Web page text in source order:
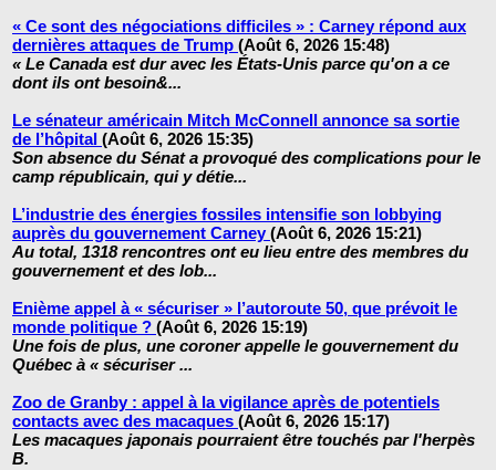
« Ce sont des négociations difficiles » : Carney répond aux
dernières attaques de Trump (Août 6, 2026 15:48)
« Le Canada est dur avec les États-Unis parce qu'on a ce
dont ils ont besoin&...
Le sénateur américain Mitch McConnell annonce sa sortie
de l’hôpital (Août 6, 2026 15:35)
Son absence du Sénat a provoqué des complications pour le
camp républicain, qui y détie...
L’industrie des énergies fossiles intensifie son lobbying
auprès du gouvernement Carney (Août 6, 2026 15:21)
Au total, 1318 rencontres ont eu lieu entre des membres du
gouvernement et des lob...
Enième appel à « sécuriser » l’autoroute 50, que prévoit le
monde politique ? (Août 6, 2026 15:19)
Une fois de plus, une coroner appelle le gouvernement du
Québec à « sécuriser ...
Zoo de Granby : appel à la vigilance après de potentiels
contacts avec des macaques (Août 6, 2026 15:17)
Les macaques japonais pourraient être touchés par l'herpès
B.